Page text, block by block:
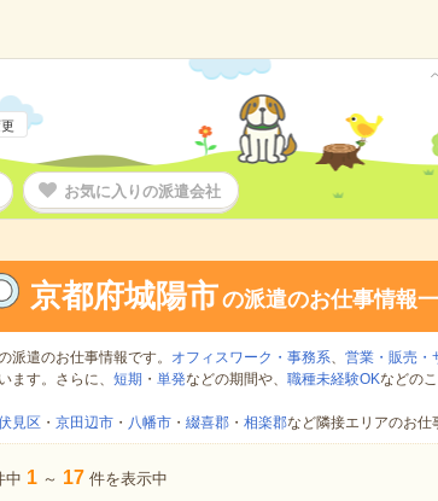
お気に入りの派遣会社
京都府城陽市の派遣のお仕事情報
派遣のお仕事情報です。 オフィスワーク・事務系、 営業・販売・
ます。さらに、 短期 ・ 単発などの期間や、 職種未経験OKなどの
見区 ・ 京田辺市・ 八幡市・ 綴喜郡・ 相楽郡など隣接エリアのお仕
中 1 ～ 17 件を表示中